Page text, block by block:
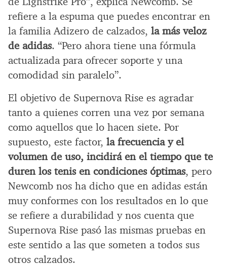
refiere a la espuma que puedes encontrar en
la familia Adizero de calzados, la más veloz
de adidas. “Pero ahora tiene una fórmula
actualizada para ofrecer soporte y una
comodidad sin paralelo”.
El objetivo de Supernova Rise es agradar
tanto a quienes corren una vez por semana
como aquellos que lo hacen siete. Por
supuesto, este factor, la frecuencia y el
volumen de uso, incidirá en el tiempo que te
duren los tenis en condiciones óptimas, pero
Newcomb nos ha dicho que en adidas están
muy conformes con los resultados en lo que
se refiere a durabilidad y nos cuenta que
Supernova Rise pasó las mismas pruebas en
este sentido a las que someten a todos sus
otros calzados.